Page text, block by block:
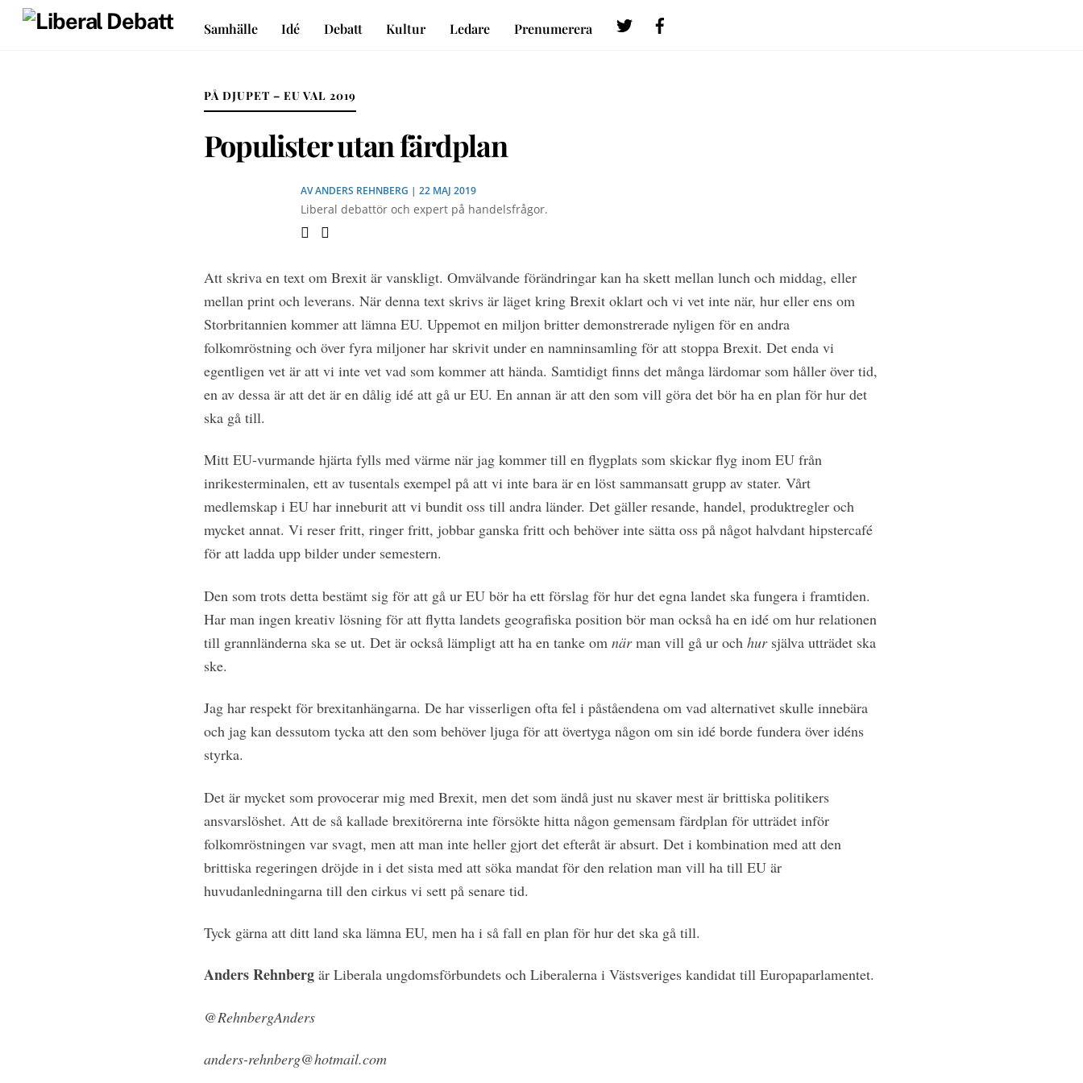
Skip
Twitter
Samhälle Idé Debatt Kultur Ledare Prenumerera
PÅ DJUPET – EU VAL 2019
Populister utan färdplan
AVANDERS REHNBERG | 22 MAJ 2019
Liberal debattör och expert på handelsfrågor.
Att skriva en text om Brexit är vanskligt. Omvälvande förändringar kan ha skett mellan lunch och middag, eller
mellan print och leverans. När denna text skrivs är läget kring Brexit oklart och vi vet inte när, hur eller ens om
Storbritannien kommer att lämna EU. Uppemot en miljon britter demonstrerade nyligen för en andra
folkomröstning och över fyra miljoner har skrivit under en namninsamling för att stoppa Brexit. Det enda vi
egentligen vet är att vi inte vet vad som kommer att hända. Samtidigt finns det många lärdomar som håller över tid,
en av dessa är att det är en dålig idé att gå ur EU. En annan är att den som vill göra det bör ha en plan för hur det
ska gå till.
Mitt EU-vurmande hjärta fylls med värme när jag kommer till en flygplats som skickar flyg inom EU från
inrikesterminalen, ett av tusentals exempel på att vi inte bara är en löst sammansatt grupp av stater. Vårt
medlemskap i EU har inneburit att vi bundit oss till andra länder. Det gäller resande, handel, produktregler och
mycket annat. Vi reser fritt, ringer fritt, jobbar ganska fritt och behöver inte sätta oss på något halvdant hipstercafé
för att ladda upp bilder under semestern.
Den som trots detta bestämt sig för att gå ur EU bör ha ett förslag för hur det egna landet ska fungera i framtiden.
Har man ingen kreativ lösning för att flytta landets geografiska position bör man också ha en idé om hur relationen
till grannländerna ska se ut. Det är också lämpligt att ha en tanke om närman vill gå ur och hursjälva utträdet ska
ske.
Jag har respekt för brexitanhängarna. De har visserligen ofta fel i påståendena om vad alternativet skulle innebära
och jag kan dessutom tycka att den som behöver ljuga för att övertyga någon om sin idé borde fundera över idéns
styrka.
Det är mycket som provocerar mig med Brexit, men det som ändå just nu skaver mest är brittiska politikers
ansvarslöshet. Att de så kallade brexitörerna inte försökte hitta någon gemensam färdplan för utträdet inför
folkomröstningen var svagt, men att man inte heller gjort det efteråt är absurt. Det i kombination med att den
brittiska regeringen dröjde in i det sista med att söka mandat för den relation man vill ha till EU är
huvudanledningarna till den cirkus vi sett på senare tid.
Tyck gärna att ditt land ska lämna EU, men ha i så fall en plan för hur det ska gå till.
Anders Rehnbergär Liberala ungdomsförbundets och Liberalerna i Västsveriges kandidat till Europaparlamentet.
@RehnbergAnders
anders-rehnberg@hotmail.com